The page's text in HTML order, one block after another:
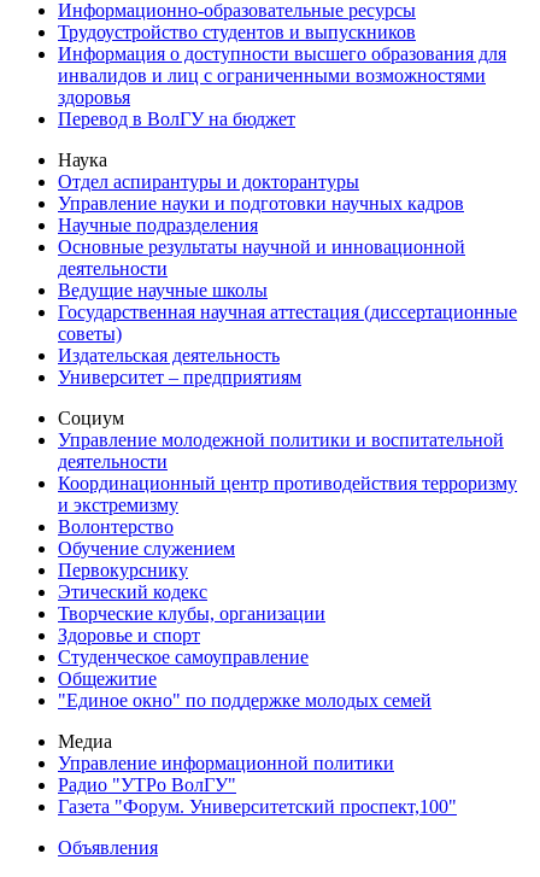
Информационно-образовательные ресурсы
Трудоустройство студентов и выпускников
Информация о доступности высшего образования для
инвалидов и лиц с ограниченными возможностями
здоровья
Перевод в ВолГУ на бюджет
Наука
Отдел аспирантуры и докторантуры
Управление науки и подготовки научных кадров
Научные подразделения
Основные результаты научной и инновационной
деятельности
Ведущие научные школы
Государственная научная аттестация (диссертационные
советы)
Издательская деятельность
Университет – предприятиям
Социум
Управление молодежной политики и воспитательной
деятельности
Координационный центр противодействия терроризму
и экстремизму
Волонтерство
Обучение служением
Первокурснику
Этический кодекс
Творческие клубы, организации
Здоровье и спорт
Студенческое самоуправление
Общежитие
"Единое окно" по поддержке молодых семей
Медиа
Управление информационной политики
Радио "УТРо ВолГУ"
Газета "Форум. Университетский проспект,100"
Объявления